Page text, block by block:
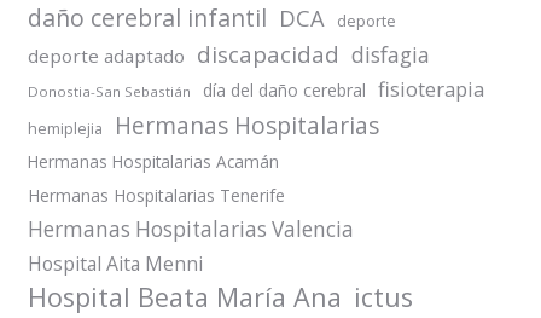
daño cerebral infantil DCA deporte
deporte adaptado discapacidad disfagia
Donostia-San Sebastián día del daño cerebral fisioterapia
hemiplejia Hermanas Hospitalarias
Hermanas Hospitalarias Acamán
Hermanas Hospitalarias Tenerife
Hermanas Hospitalarias Valencia
Hospital Aita Menni
Hospital Beata María Ana ictus